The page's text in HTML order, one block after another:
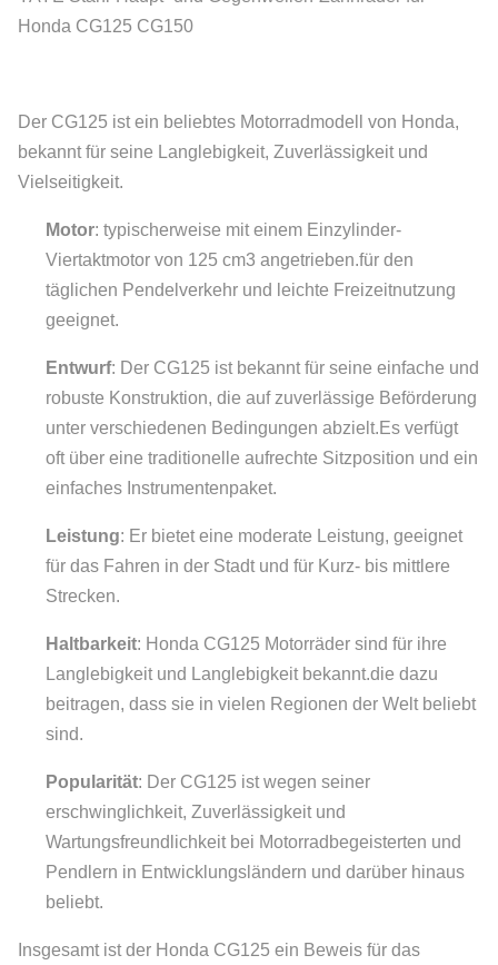
Honda CG125 CG150
Der CG125 ist ein beliebtes Motorradmodell von Honda,
bekannt für seine Langlebigkeit, Zuverlässigkeit und
Vielseitigkeit.
Motor: typischerweise mit einem Einzylinder-
Viertaktmotor von 125 cm3 angetrieben.für den
täglichen Pendelverkehr und leichte Freizeitnutzung
geeignet.
Entwurf: Der CG125 ist bekannt für seine einfache und
robuste Konstruktion, die auf zuverlässige Beförderung
unter verschiedenen Bedingungen abzielt.Es verfügt
oft über eine traditionelle aufrechte Sitzposition und ein
einfaches Instrumentenpaket.
Leistung: Er bietet eine moderate Leistung, geeignet
für das Fahren in der Stadt und für Kurz- bis mittlere
Strecken.
Haltbarkeit: Honda CG125 Motorräder sind für ihre
Langlebigkeit und Langlebigkeit bekannt.die dazu
beitragen, dass sie in vielen Regionen der Welt beliebt
sind.
Popularität: Der CG125 ist wegen seiner
erschwinglichkeit, Zuverlässigkeit und
Wartungsfreundlichkeit bei Motorradbegeisterten und
Pendlern in Entwicklungsländern und darüber hinaus
beliebt.
Insgesamt ist der Honda CG125 ein Beweis für das